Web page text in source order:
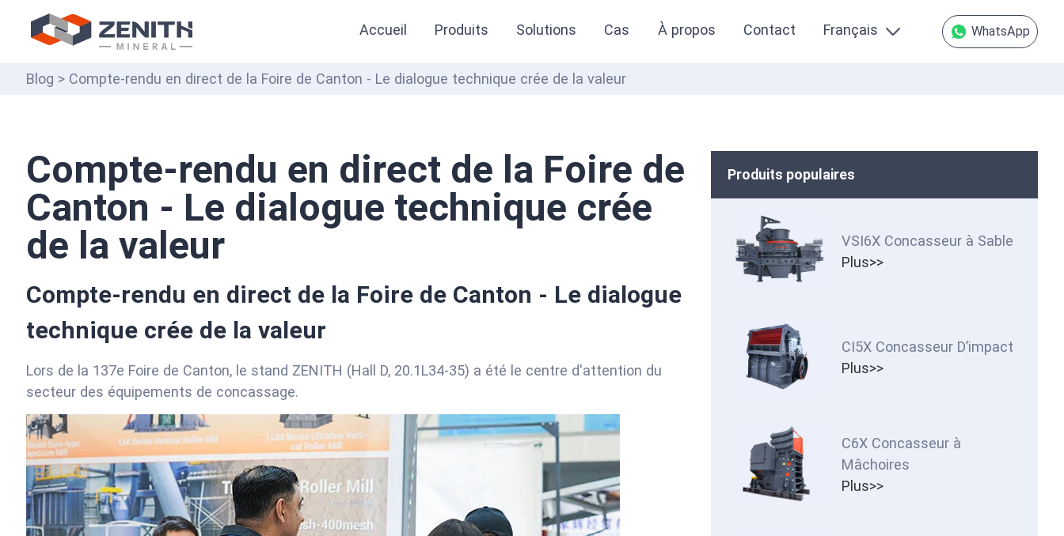
WhatsApp
Accueil Produits Solutions Cas À propos Contact Français
Blog > Compte-rendu en direct de la Foire de Canton - Le dialogue technique crée de la valeur
Compte-rendu en direct de la Foire de
Canton - Le dialogue technique crée
de la valeur
Compte-rendu en direct de la Foire de Canton - Le dialogue
technique crée de la valeur
Lors de la 137e Foire de Canton, le stand ZENITH (Hall D, 20.1L34-35) a été le centre d'attention du
secteur des équipements de concassage.
Produits populaires
VSI6X Concasseur à Sable
Plus>>
CI5X Concasseur D’impact
Plus>>
C6X Concasseur à
Mâchoires
Plus>>